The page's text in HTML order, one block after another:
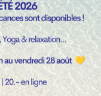
d’ un
la découverte
de professeurs